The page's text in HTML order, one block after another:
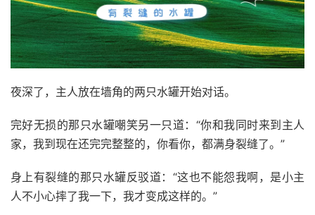
夜深了，主人放在墙角的两只水罐开始对话。
完好无损的那只水罐嘲笑另一只道：“你和我同时来到主人
家，我到现在还完完整整的，你看你，都满身裂缝了。”
身上有裂缝的那只水罐反驳道：“这也不能怨我啊，是小主
人不小心摔了我一下，我才变成这样的。”